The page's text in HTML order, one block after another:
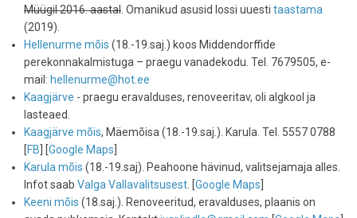
Müügil 2016. aastal. Omanikud asusid lossi uuesti taastama
(2019).
Hellenurme mõis (18.-19.saj.) koos Middendorffide
perekonnakalmistuga – praegu vanadekodu. Tel. 7679505, e-
mail: hellenurme@hot.ee
Kaagjärve - praegu eravalduses, renoveeritav, oli algkool ja
lasteaed.
Kaagjärve mõis, Mäemõisa (18.-19.saj.). Karula. Tel. 5557 0788
[FB ] [Google Maps
Karula mõis (18.-19.saj). Peahoone hävinud, valitsejamaja alles.
Infot saab Valga Vallavalitsusest. [Google Maps
Keeni mõis (18.saj.). Renoveeritud, eravalduses, plaanis on